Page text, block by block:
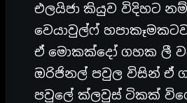
එලයිජා කියුව විදිහට
වෙයාවුල්ෆ්
ඒ මොකක්දෝ ගහක ලී
ඔරිජිනල් පවුල විසින් ඒ
පවුලේ ක්ලවුස් ටිකක්